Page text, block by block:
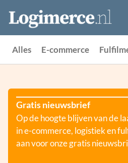
Vacatures
Events
Alles E-commerce
Gratis nieuwsbrief
Op de hoogte blijven van de
in e-commerce, logistiek en
aan voor onze gratis